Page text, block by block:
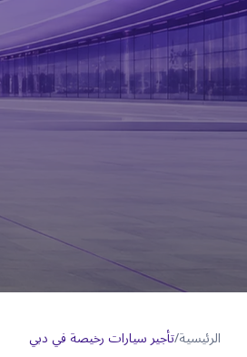
الرئيسية/تأجير سيارات رخيصة في دبي